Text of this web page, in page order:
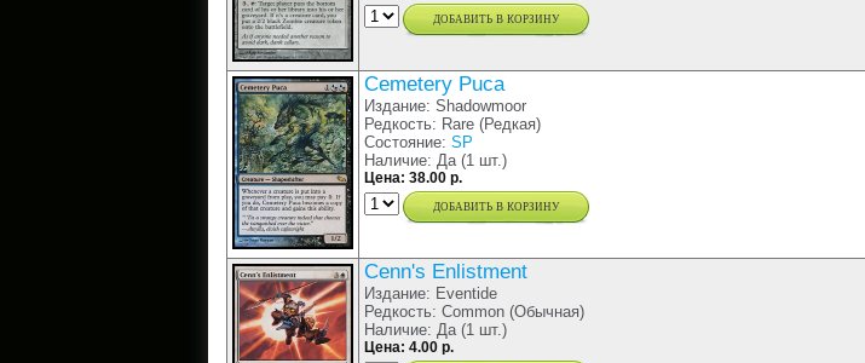
добавить в корзину
Cemetery Puca
Издание: Shadowmoor
Редкость: Rare (Редкая)
Состояние: SP
Наличие: Да (1 шт.)
Цена: 38.00 р.
добавить в корзину
Cenn's Enlistment
Издание: Eventide
Редкость: Common (Обычная)
Наличие: Да (1 шт.)
Цена: 4.00 р.